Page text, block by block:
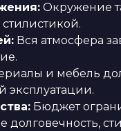
Окружение
Вся атмосфера
и мебель
эксплуатации.
Бюджет
долговечность,